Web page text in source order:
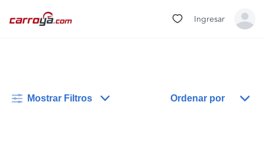
Ingresar
Mostrar Filtros Ordenar por